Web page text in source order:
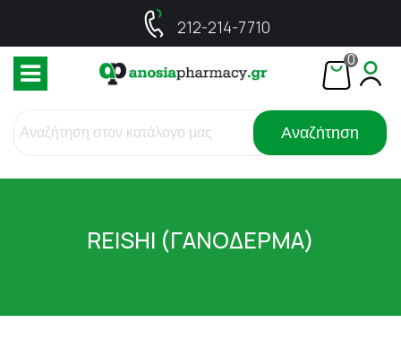
212-214-7710
0
Αναζήτηση
REISHI (ΓΑΝΟΔΕΡΜΑ)